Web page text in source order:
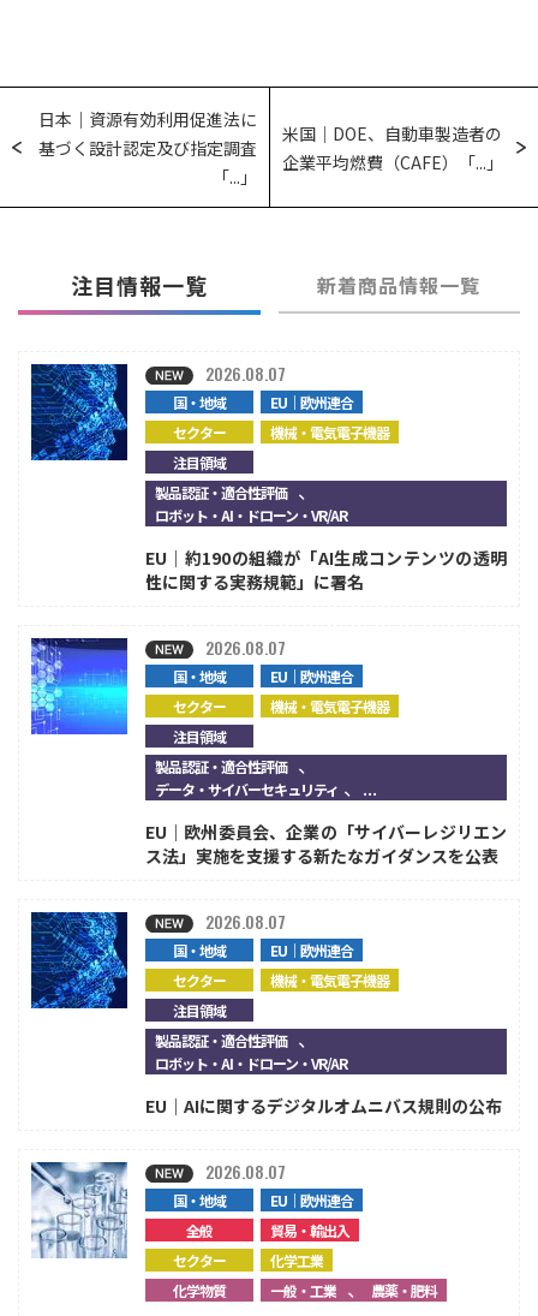
日本｜資源有効利用促進法に
基づく設計認定及び指定調査
「...」
米国｜DOE、自動車製造者の
企業平均燃費（CAFE）「...」
注目情報一覧 新着商品情報一覧
国・地域
EU｜欧州連合
セクター
機械・電気電子機器
注目領域
製品認証・適合性評価 、
ロボット・AI・ドローン・VR/AR
2026.08.07
EU｜約190の組織が「AI生成コンテンツの透明
性に関する実務規範」に署名
国・地域
EU｜欧州連合
セクター
機械・電気電子機器
注目領域
製品認証・適合性評価 、
データ・サイバーセキュリティ 、...
2026.08.07
EU｜欧州委員会、企業の「サイバーレジリエン
ス法」実施を支援する新たなガイダンスを公表
国・地域
EU｜欧州連合
セクター
機械・電気電子機器
注目領域
製品認証・適合性評価 、
ロボット・AI・ドローン・VR/AR
2026.08.07
EU｜AIに関するデジタルオムニバス規則の公布
国・地域
EU｜欧州連合
全般
貿易・輸出入
セクター
化学工業
化学物質
一般・工業 、農薬・肥料
2026.08.07